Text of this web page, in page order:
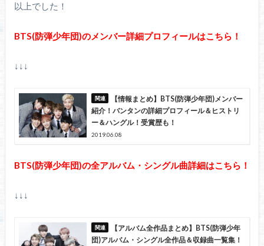
以上でした！
BTS(防弾少年団)のメンバー詳細プロフィールはこちら！
↓↓↓
【情報まとめ】BTS(防弾少年団)メンバー
紹介！バンタンの詳細プロフィール＆ヒストリ
ー＆ハングル！受賞歴も！
2019.06.08
BTS(防弾少年団)の全アルバム・シングル曲詳細はこちら！
↓↓↓
【アルバム全作品まとめ】BTS(防弾少年
団)アルバム・シングル全作品＆収録曲一覧集！